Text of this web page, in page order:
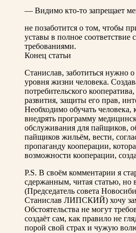
— Видимо кто-то запрещает
не позаботится о том, чтобы
уставы в полное соответствие
требованиями.
Конец статьи
Станислав, заботиться нужно
уровня жизни человека.
потребительского
развития, защиты его прав,
Необходимо обучать человека,
внедрять программу
обслуживания для пайщиков,
пайщиков жильём, вести,
пропаганду кооперации,
возможности кооперации,
P.S. В своём комментарии я
сдержанным, читая статью, но
(Председатель совета
Станислав ЛИПСКИЙ) хочу
Обстоятельства не могут
создаёт сам, как правило не
порой свой страх и чужую